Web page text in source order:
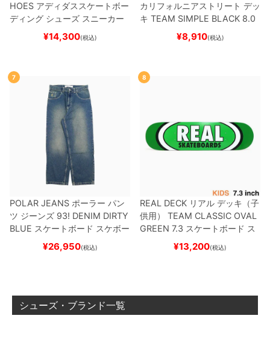
HOES アディダススケートボー
ディング シューズ スニーカー
スーパースター SUPERSTAR A
BLACK/WHITE/WHITE
ー
¥14,300(税込)
カリフォルニアストリート デッ
キ TEAM SIMPLE BLACK 8.0
ブランク（BBS / GENERATO
スケートボード スケボー
¥8,910(税込)
7
POLAR JEANS ポーラー パン
ツ ジーンズ 93! DENIM DIRTY
BLUE スケートボード スケボー
¥26,950(税込)
8
REAL DECK リアル デッキ（子
供用）
TEAM CLASSIC OVAL
GREEN 7.3 スケートボード ス
¥13,200(税込)
シューズ・ブランド一覧